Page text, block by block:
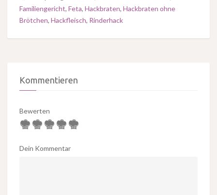
Familiengericht, Feta, Hackbraten, Hackbraten ohne
Brötchen, Hackfleisch, Rinderhack
Kommentieren
Bewerten
Dein Kommentar